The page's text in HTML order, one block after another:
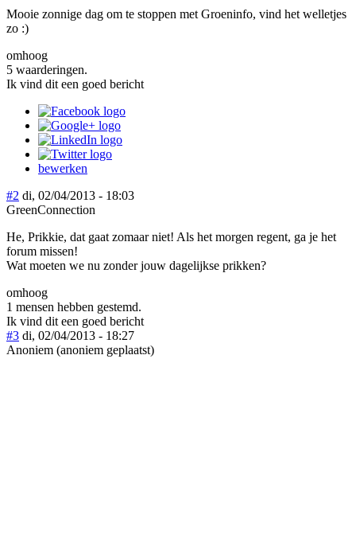
Mooie zonnige dag om te stoppen met Groeninfo, vind het welletjes
zo :)
omhoog
5 waarderingen.
Ik vind dit een goed bericht
bewerken
#2 di, 02/04/2013 - 18:03
GreenConnection
He, Prikkie, dat gaat zomaar niet! Als het morgen regent, ga je het
forum missen!
Wat moeten we nu zonder jouw dagelijkse prikken?
omhoog
1 mensen hebben gestemd.
Ik vind dit een goed bericht
#3 di, 02/04/2013 - 18:27
Anoniem (anoniem geplaatst)